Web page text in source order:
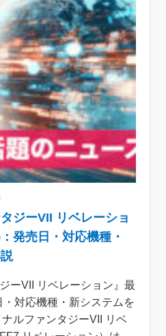
ジーVII リベレーショ
発売日・対応機種・
ーVII リベレーション』最
対応機種・新システムを
ルファンタジーVII リベ